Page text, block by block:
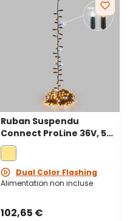
Ruban Suspendu
Connect ProLine 36V, 5
m, 250 maxiled blanc
chaud, câble vert
Dual Color Flashing
Alimentation non incluse
102,65 €